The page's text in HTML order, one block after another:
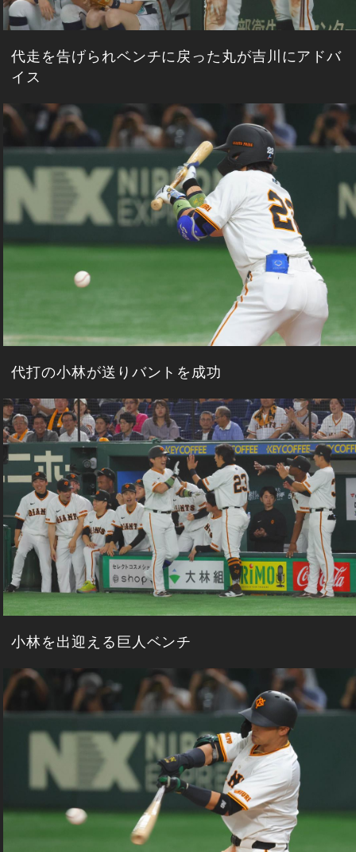
代走を告げられベンチに戻った丸が吉川にアドバ
イス
代打の小林が送りバントを成功
小林を出迎える巨人ベンチ